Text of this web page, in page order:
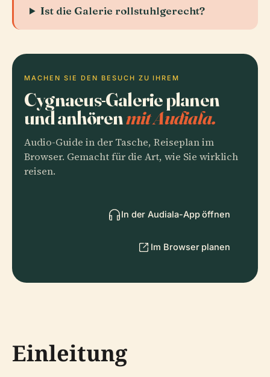
Ist die Galerie rollstuhlgerecht?
MACHEN SIE DEN BESUCH ZU IHREM
Cygnaeus-Galerie planen
und anhörenmit Audiala.
Audio-Guide in der Tasche, Reiseplan im
Browser. Gemacht für die Art, wie Sie wirklich
reisen.
In der Audiala-App öffnen
Im Browser planen
Einleitung